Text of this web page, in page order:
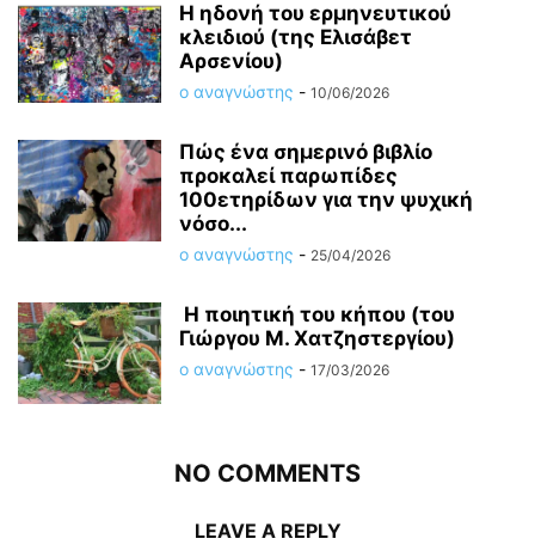
Η ηδονή του ερμηνευτικού
κλειδιού (της Ελισάβετ
Αρσενίου)
ο αναγνώστης - 10/06/2026
Πώς ένα σημερινό βιβλίο
προκαλεί παρωπίδες
100ετηρίδων για την ψυχική
νόσο...
ο αναγνώστης - 25/04/2026
Η ποιητική του κήπου (του
Γιώργου Μ. Χατζηστεργίου)
ο αναγνώστης - 17/03/2026
NO COMMENTS
LEAVE A REPLY